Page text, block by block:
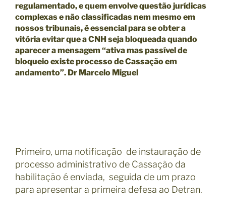
regulamentado, e quem envolve questão jurídicas
complexas e não classificadas nem mesmo em
nossos tribunais, é essencial para se obter a
vitória evitar que a CNH seja bloqueada quando
aparecer a mensagem “ativa mas passível de
bloqueio existe processo de Cassação em
andamento”. Dr Marcelo Miguel
Primeiro, uma notificação de instauração de
processo administrativo de Cassação da
habilitação é enviada, seguida de um prazo
para apresentar a primeira defesa ao Detran.